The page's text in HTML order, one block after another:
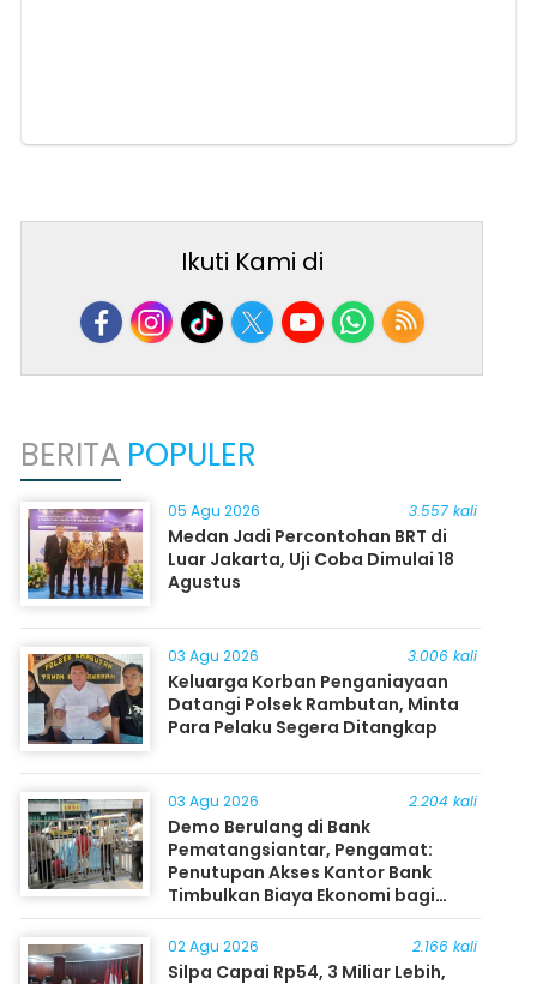
Ikuti Kami di
BERITA POPULER
05 Agu 2026 3.557 kali
Medan Jadi Percontohan BRT di
Luar Jakarta, Uji Coba Dimulai 18
Agustus
03 Agu 2026 3.006 kali
Keluarga Korban Penganiayaan
Datangi Polsek Rambutan, Minta
Para Pelaku Segera Ditangkap
03 Agu 2026 2.204 kali
Demo Berulang di Bank
Pematangsiantar, Pengamat:
Penutupan Akses Kantor Bank
Timbulkan Biaya Ekonomi bagi
Masyarakat
02 Agu 2026 2.166 kali
Silpa Capai Rp54, 3 Miliar Lebih,